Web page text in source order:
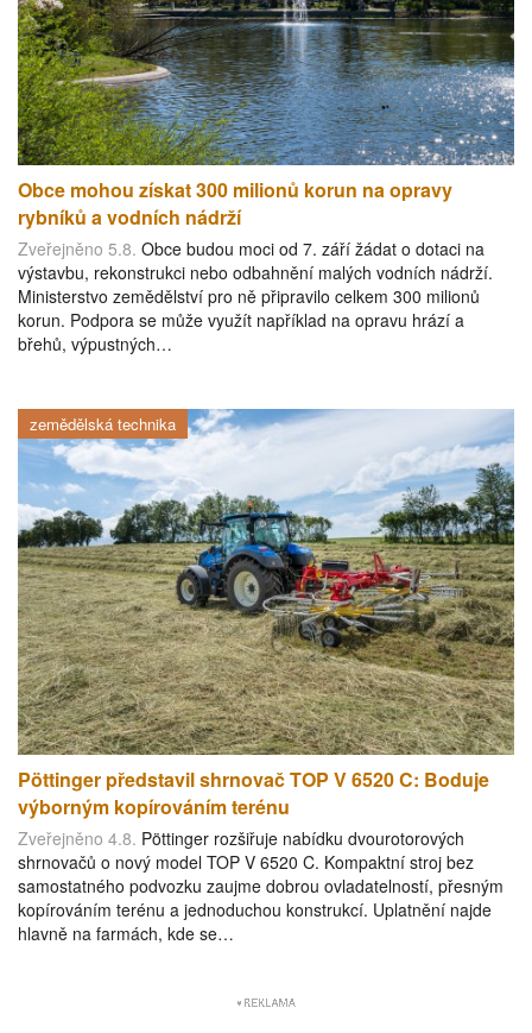
Obce mohou získat 300 milionů korun na opravy
rybníků a vodních nádrží
Zveřejněno 5.8. Obce budou moci od 7. září žádat o dotaci na
výstavbu, rekonstrukci nebo odbahnění malých vodních nádrží.
Ministerstvo zemědělství pro ně připravilo celkem 300 milionů
korun. Podpora se může využít například na opravu hrází a
břehů, výpustných…
zemědělská technika
Pöttinger představil shrnovač TOP V 6520 C: Boduje
výborným kopírováním terénu
Zveřejněno 4.8. Pöttinger rozšiřuje nabídku dvourotorových
shrnovačů o nový model TOP V 6520 C. Kompaktní stroj bez
samostatného podvozku zaujme dobrou ovladatelností, přesným
kopírováním terénu a jednoduchou konstrukcí. Uplatnění najde
hlavně na farmách, kde se…